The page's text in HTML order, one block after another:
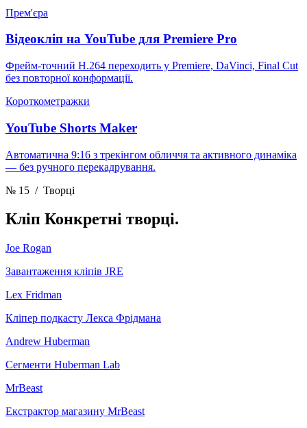
Прем'єра
Відеокліп на YouTube для Premiere Pro
Фрейм-точний H.264 переходить у Premiere, DaVinci, Final Cut
без повторної конформації.
Короткометражки
YouTube Shorts Maker
Автоматична 9:16 з трекінгом обличчя та активного динаміка
— без ручного перекадрування.
№ 15 / Творці
Кліп Конкретні творці.
Joe Rogan
Завантаження кліпів JRE
Lex Fridman
Кліпер подкасту Лекса Фрідмана
Andrew Huberman
Сегменти Huberman Lab
MrBeast
Екстрактор магазину MrBeast